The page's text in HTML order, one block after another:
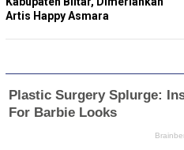
Artis Happy Asmara